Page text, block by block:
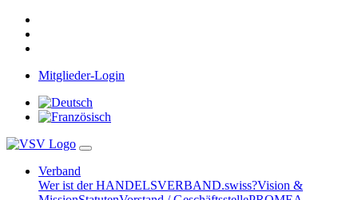
Mitglieder-Login
Verband
Wer ist der HANDELSVERBAND.swiss?Vision &